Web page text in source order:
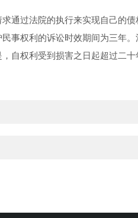
过法院的执行来实现自己的
权利的诉讼时效期间为三年
自权利受到损害之日起超过二